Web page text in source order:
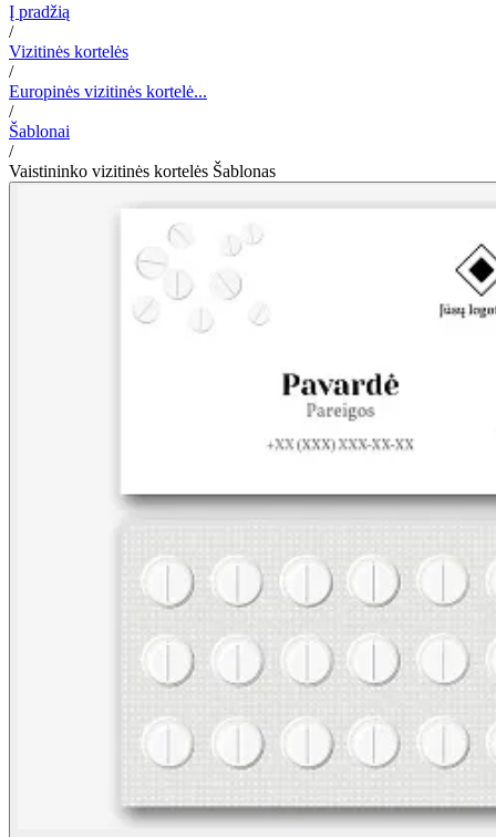
Į pradžią
/
Vizitinės kortelės
/
Europinės vizitinės kortelė...
/
Šablonai
/
Vaistininko vizitinės kortelės Šablonas